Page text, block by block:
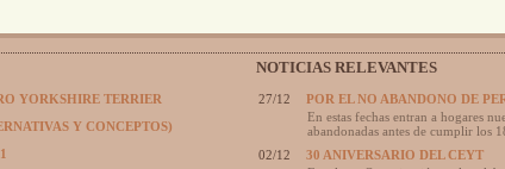
YORKSHIRE TERRIER
Y CONCEPTOS)
NOTICIAS RELEVANTES
27/12
POR EL NO ABANDONO DE
En estas fechas entran a hogares
abandonadas antes de cumplir los
02/12
30 ANIVERSARIO DEL CEYT